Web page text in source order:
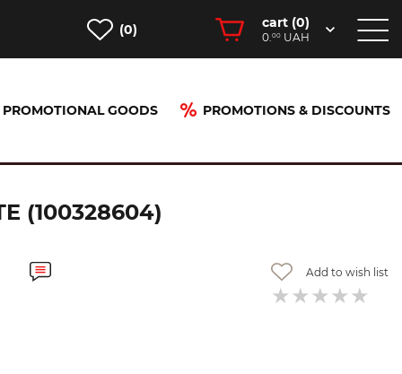
(0) cart (0)
0.00 UAH
PROMOTIONAL GOODS PROMOTIONS & DISCOUNTS
(100328604)
Add to wish list